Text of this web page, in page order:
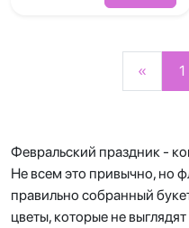
« 1
Февральский праздник -
Не всем это привычно, но
правильно собранный
цветы, которые не